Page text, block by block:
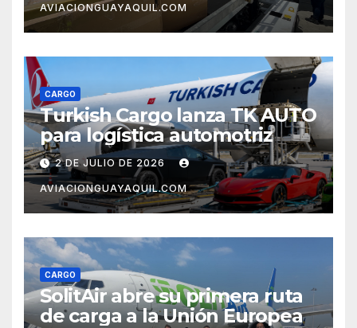
AVIACIONGUAYAQUIL.COM
CARGO
Turkish Cargo lanza TK AUTO
para logística automotriz
2 DE JULIO DE 2026
AVIACIONGUAYAQUIL.COM
CARGO
SolitAir abre su primera ruta
de carga a la Unión Europea